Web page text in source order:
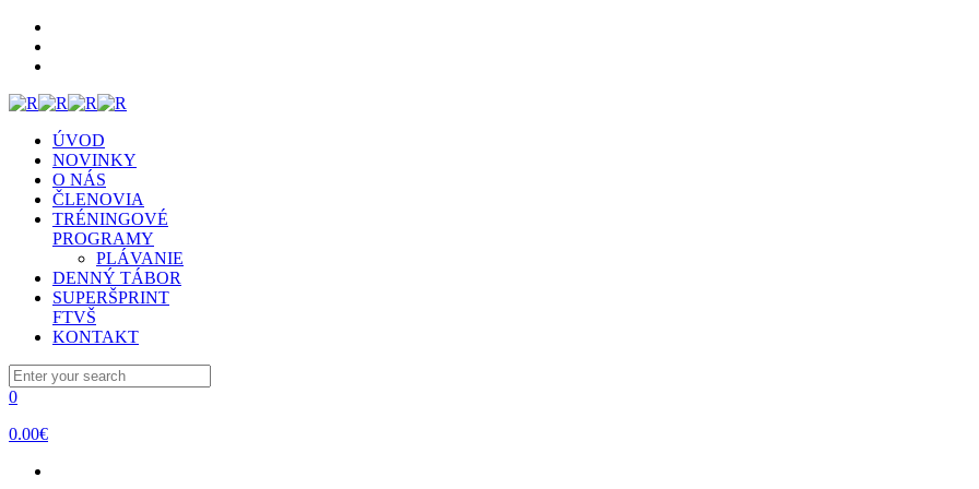
ÚVOD
NOVINKY
O NÁS
ČLENOVIA
TRÉNINGOVÉ
PROGRAMY
PLÁVANIE
DENNÝ TÁBOR
SUPERŠPRINT
FTVŠ
KONTAKT
0
0.00€